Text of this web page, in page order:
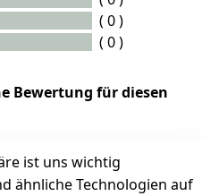
( 0 )
( 0 )
Bewertung für diesen
ist uns wichtig
ähnliche Technologien auf